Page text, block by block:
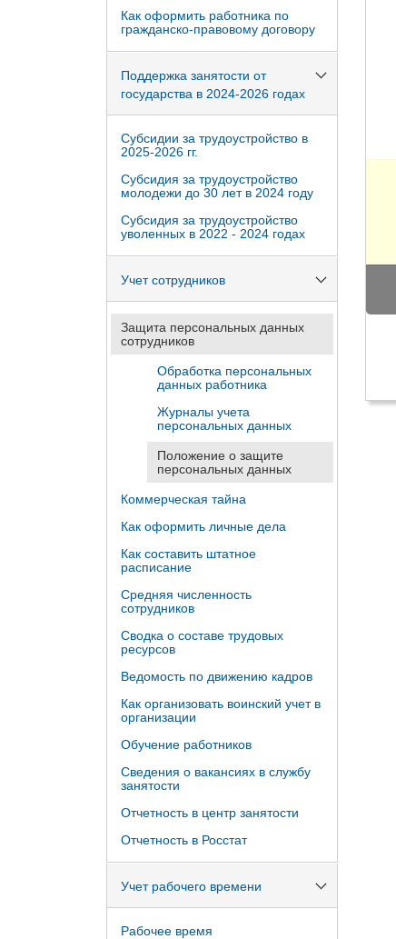
Как оформить работника по
гражданско-правовому договору
Поддержка занятости от
государства в 2024-2026 годах
Субсидии за трудоустройство в
2025-2026 гг.
Субсидия за трудоустройство
молодежи до 30 лет в 2024 году
Субсидия за трудоустройство
уволенных в 2022 - 2024 годах
Учет сотрудников
Защита персональных данных
сотрудников
Обработка персональных
данных работника
Журналы учета
персональных данных
Положение о защите
персональных данных
Коммерческая тайна
Как оформить личные дела
Как составить штатное
расписание
Средняя численность
сотрудников
Сводка о составе трудовых
ресурсов
Ведомость по движению кадров
Как организовать воинский учет в
организации
Обучение работников
Сведения о вакансиях в службу
занятости
Отчетность в центр занятости
Отчетность в Росстат
Учет рабочего времени
Рабочее время